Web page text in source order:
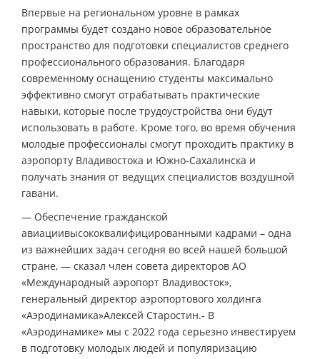
Впервые на региональном уровне в рамках
программы будет создано новое образовательное
пространство для подготовки специалистов среднего
профессионального образования. Благодаря
современному оснащению студенты максимально
эффективно смогут отрабатывать практические
навыки, которые после трудоустройства они будут
использовать в работе. Кроме того, во время обучения
молодые профессионалы смогут проходить практику в
аэропорту Владивостока и Южно-Сахалинска и
получать знания от ведущих специалистов воздушной
гавани.
— Обеспечение гражданской
авиациивысококвалифицированными кадрами – одна
из важнейших задач сегодня во всей нашей большой
стране, — сказал член совета директоров АО
«Международный аэропорт Владивосток»,
генеральный директор аэропортового холдинга
«Аэродинамика»Алексей Старостин.- В
«Аэродинамике» мы с 2022 года серьезно инвестируем
в подготовку молодых людей и популяризацию